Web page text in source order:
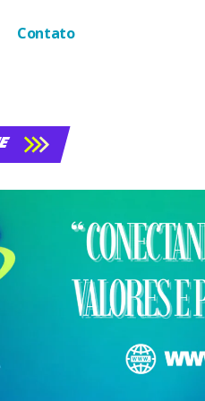
Contato